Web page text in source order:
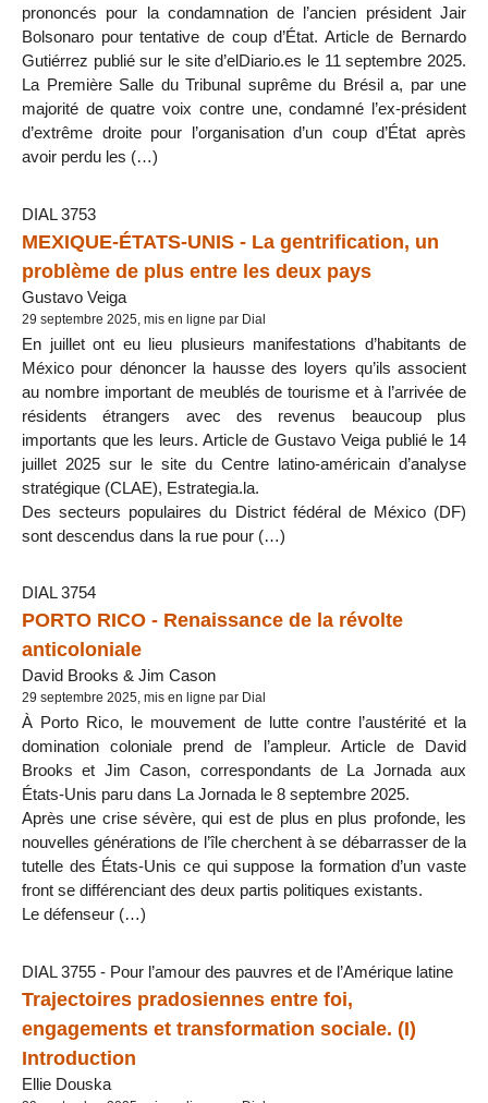
prononcés pour la condamnation de l’ancien président Jair
Bolsonaro pour tentative de coup d’État. Article de Bernardo
Gutiérrez publié sur le site d’elDiario.es le 11 septembre 2025.
La Première Salle du Tribunal suprême du Brésil a, par une
majorité de quatre voix contre une, condamné l’ex-président
d’extrême droite pour l’organisation d’un coup d’État après
avoir perdu les (…)
DIAL 3753
MEXIQUE-ÉTATS-UNIS - La gentrification, un
problème de plus entre les deux pays
Gustavo Veiga
29 septembre 2025, mis en ligne par Dial
En juillet ont eu lieu plusieurs manifestations d’habitants de
México pour dénoncer la hausse des loyers qu’ils associent
au nombre important de meublés de tourisme et à l’arrivée de
résidents étrangers avec des revenus beaucoup plus
importants que les leurs. Article de Gustavo Veiga publié le 14
juillet 2025 sur le site du Centre latino-américain d’analyse
stratégique (CLAE), Estrategia.la.
Des secteurs populaires du District fédéral de México (DF)
sont descendus dans la rue pour (…)
DIAL 3754
PORTO RICO - Renaissance de la révolte
anticoloniale
David Brooks & Jim Cason
29 septembre 2025, mis en ligne par Dial
À Porto Rico, le mouvement de lutte contre l’austérité et la
domination coloniale prend de l’ampleur. Article de David
Brooks et Jim Cason, correspondants de La Jornada aux
États-Unis paru dans La Jornada le 8 septembre 2025.
Après une crise sévère, qui est de plus en plus profonde, les
nouvelles générations de l’île cherchent à se débarrasser de la
tutelle des États-Unis ce qui suppose la formation d’un vaste
front se différenciant des deux partis politiques existants.
Le défenseur (…)
DIAL 3755 - Pour l’amour des pauvres et de l’Amérique latine
Trajectoires pradosiennes entre foi,
engagements et transformation sociale. (I)
Introduction
Ellie Douska